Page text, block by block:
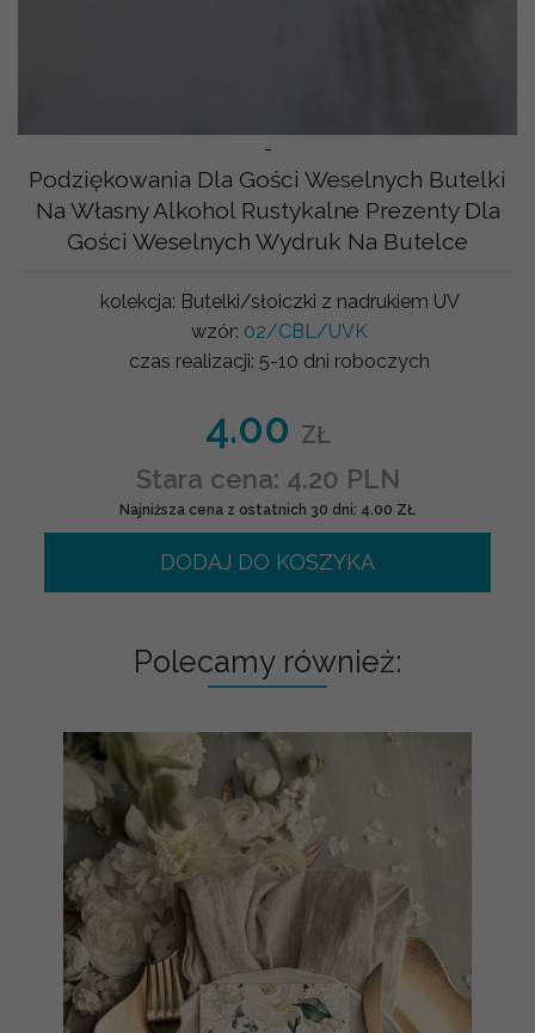
-
Podziękowania Dla Gości Weselnych Butelki
Na Własny Alkohol Rustykalne Prezenty Dla
Gości Weselnych Wydruk Na Butelce
kolekcja: Butelki/słoiczki z nadrukiem UV
wzór: 02/CBL/UVK
czas realizacji: 5-10 dni roboczych
4.00 ZŁ
Stara cena: 4.20 PLN
Najniższa cena z ostatnich 30 dni: 4.00 ZŁ
DODAJ DO KOSZYKA
Polecamy również: